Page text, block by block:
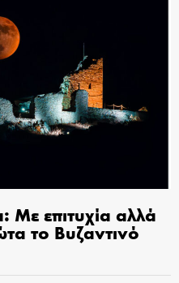
Με επιτυχία αλλά
το Βυζαντινό